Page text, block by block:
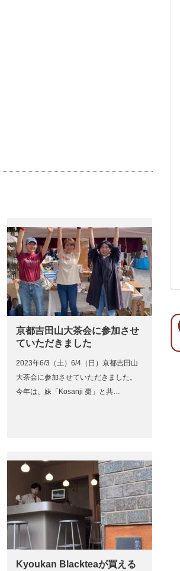
京都吉田山大茶会に参加させ
ていただきました
2023年6/3（土）6/4（日）京都吉田山
大茶会に参加させていただきました。
今年は、妹「Kosanji 棗」と共…
Kyoukan Blackteaが買える